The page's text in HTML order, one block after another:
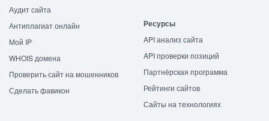
Аудит сайта
Антиплагиат онлайн
Мой IP
WHOIS домена
Проверить сайт на мошенников
Сделать фавикон
Ресурсы
API анализ сайта
API проверки позиций
Партнёрская программа
Рейтинги сайтов
Сайты на технологиях